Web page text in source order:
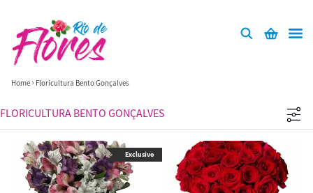
Home Floricultura Bento Gonçalves
FLORICULTURA BENTO GONÇALVES
Exclusivo